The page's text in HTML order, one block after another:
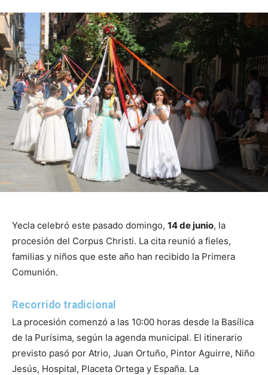
Yecla celebró este pasado domingo, 14 de junio, la
procesión del Corpus Christi. La cita reunió a fieles,
familias y niños que este año han recibido la Primera
Comunión.
Recorrido tradicional
La procesión comenzó a las 10:00 horas desde la Basílica
de la Purísima, según la agenda municipal. El itinerario
previsto pasó por Atrio, Juan Ortuño, Pintor Aguirre, Niño
Jesús, Hospital, Placeta Ortega y España. La